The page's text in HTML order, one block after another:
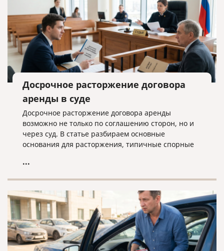
Досрочное расторжение договора
аренды в суде
Досрочное расторжение договора аренды
возможно не только по соглашению сторон, но и
через суд. В статье разбираем основные
основания для расторжения, типичные спорные
нужно проверять заранее.
...